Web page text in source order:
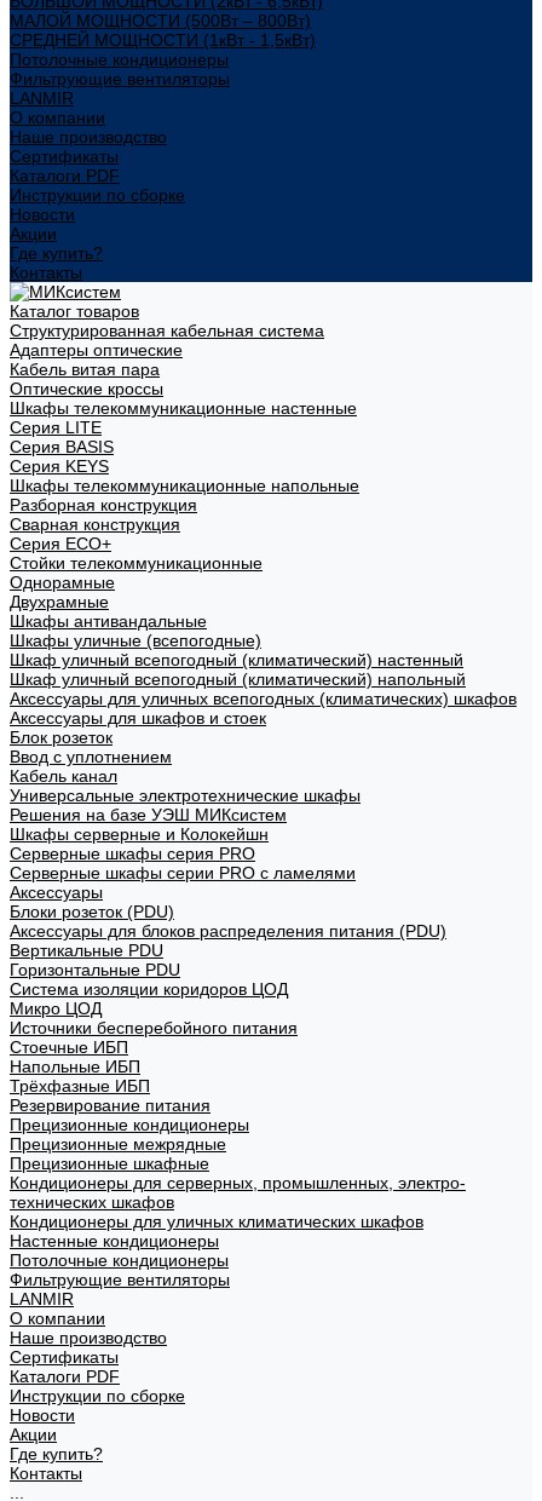
МАЛОЙ МОЩНОСТИ (500Вт – 800Вт)
СРЕДНЕЙ МОЩНОСТИ (1кВт - 1,5кВт)
Потолочные кондиционеры
Фильтрующие вентиляторы
LANMIR
О компании
Наше производство
Сертификаты
Каталоги PDF
Инструкции по сборке
Новости
Акции
Где купить?
Контакты
Каталог товаров
Структурированная кабельная система
Адаптеры оптические
Кабель витая пара
Оптические кроссы
Шкафы телекоммуникационные настенные
Cерия LITE
Cерия BASIS
Cерия KEYS
Шкафы телекоммуникационные напольные
Разборная конструкция
Сварная конструкция
Серия ECO+
Стойки телекоммуникационные
Однорамные
Двухрамные
Шкафы антивандальные
Шкафы уличные (всепогодные)
Шкаф уличный всепогодный (климатический) настенный
Шкаф уличный всепогодный (климатический) напольный
Аксессуары для уличных всепогодных (климатических) шкафов
Аксессуары для шкафов и стоек
Блок розеток
Ввод с уплотнением
Кабель канал
Универсальные электротехнические шкафы
Решения на базе УЭШ МИКсистем
Шкафы серверные и Колокейшн
Серверные шкафы серия PRO
Серверные шкафы серии PRO с ламелями
Аксессуары
Блоки розеток (PDU)
Аксессуары для блоков распределения питания (PDU)
Вертикальные PDU
Горизонтальные PDU
Система изоляции коридоров ЦОД
Микро ЦОД
Источники бесперебойного питания
Стоечные ИБП
Напольные ИБП
Трёхфазные ИБП
Резервирование питания
Прецизионные кондиционеры
Прецизионные межрядные
Прецизионные шкафные
Кондиционеры для серверных, промышленных, электро-
технических шкафов
Кондиционеры для уличных климатических шкафов
Настенные кондиционеры
Потолочные кондиционеры
Фильтрующие вентиляторы
LANMIR
О компании
Наше производство
Сертификаты
Каталоги PDF
Инструкции по сборке
Новости
Акции
Где купить?
Контакты